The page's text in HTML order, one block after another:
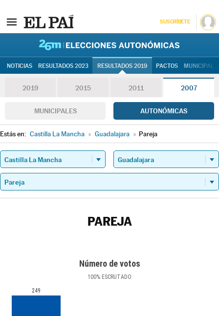
SUSCRÍBETE
NOTICIAS RESULTADOS 2023 RESULTADOS 2019 PACTOS
2019 2015 2011 2007
MUNICIPALES AUTONÓMICAS
Estás en: Castilla La Mancha » Guadalajara » Pareja
PAREJA
Número de votos
100% ESCRUTADO
249